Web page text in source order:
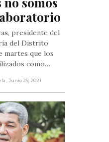
presidente del
del Distrito
martes que los
como…
, Junio 29, 2021